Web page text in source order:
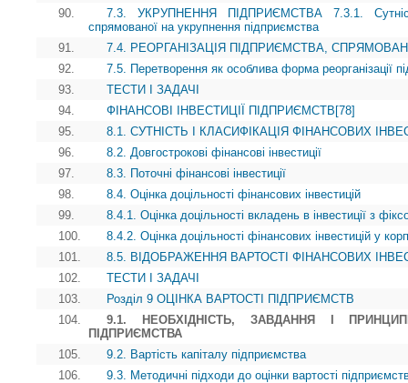
90.
7.3. УКРУПНЕННЯ ПІДПРИЄМСТВА 7.3.1.
спрямованої на укрупнення підприємства
91.
7.4. РЕОРГАНІЗАЦІЯ ПІДПРИЄМСТВА,
92.
7.5. Перетворення як особлива форма реорганізації
93.
ТЕСТИ І ЗАДАЧІ
94.
ФІНАНСОВІ ІНВЕСТИЦІЇ ПІДПРИЄМСТВ[78]
95.
8.1. СУТНІСТЬ І КЛАСИФІКАЦІЯ ФІНАНСОВИХ
96.
8.2. Довгострокові фінансові інвестиції
97.
8.3. Поточні фінансові інвестиції
98.
8.4. Оцінка доцільності фінансових інвестицій
99.
8.4.1. Оцінка доцільності вкладень в інвестиції з
100.
8.4.2. Оцінка доцільності фінансових інвестицій у
101.
8.5. ВІДОБРАЖЕННЯ ВАРТОСТІ ФІНАНСОВИХ
102.
ТЕСТИ І ЗАДАЧІ
103.
Розділ 9 ОЦІНКА ВАРТОСТІ ПІДПРИЄМСТВ
104.
9.1. НЕОБХІДНІСТЬ, ЗАВДАННЯ І
ПІДПРИЄМСТВА
105.
9.2. Вартість капіталу підприємства
106.
9.3. Методичні підходи до оцінки вартості